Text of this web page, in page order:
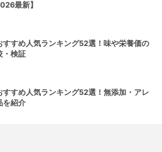
最新】
すすめ人気ランキング52選！味や栄養価の
・検証
すすめ人気ランキング52選！無添加・アレ
を紹介